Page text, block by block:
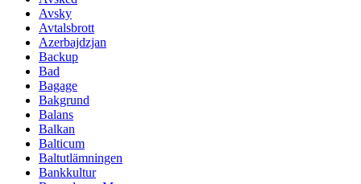
Avsky
Avtalsbrott
Azerbajdzjan
Backup
Bad
Bagage
Bakgrund
Balans
Balkan
Balticum
Baltutlämningen
Bankkultur